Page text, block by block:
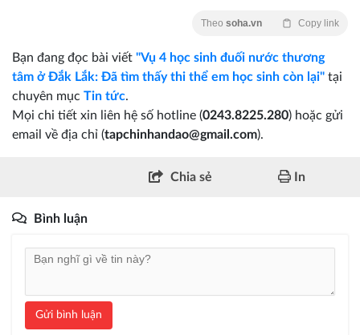
Theo soha.vn Copy link
Bạn đang đọc bài viết "Vụ 4 học sinh đuối nước thương
tâm ở Đắk Lắk: Đã tìm thấy thi thể em học sinh còn lại" tại
chuyên mục Tin tức.
Mọi chi tiết xin liên hệ số hotline (0243.8225.280) hoặc gửi
email về địa chỉ (tapchinhandao@gmail.com).
Chia sẻ In
Bình luận
Gửi bình luận